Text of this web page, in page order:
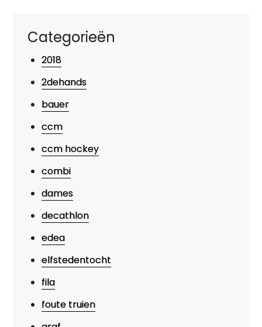
Categorieën
2018
2dehands
bauer
ccm
ccm hockey
combi
dames
decathlon
edea
elfstedentocht
fila
foute truien